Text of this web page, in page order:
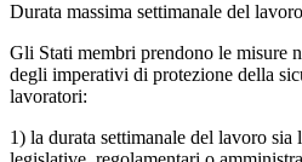
Durata massima settimanale del lavoro
Gli Stati membri prendono le misure
degli imperativi di protezione della
lavoratori:
1) la durata settimanale del lavoro